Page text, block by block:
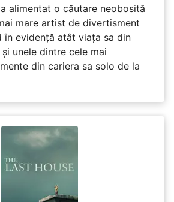
alimentat o căutare neobosită
mare artist de divertisment
în evidență atât viața sa din
unele dintre cele mai
din cariera sa solo de la